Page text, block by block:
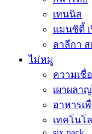
เทนนิส
แมนซิตี้
ลาลีกา ส
ไม่หมู
ความเชื่
เผาผลา
อาหารเ
เทคโนโ